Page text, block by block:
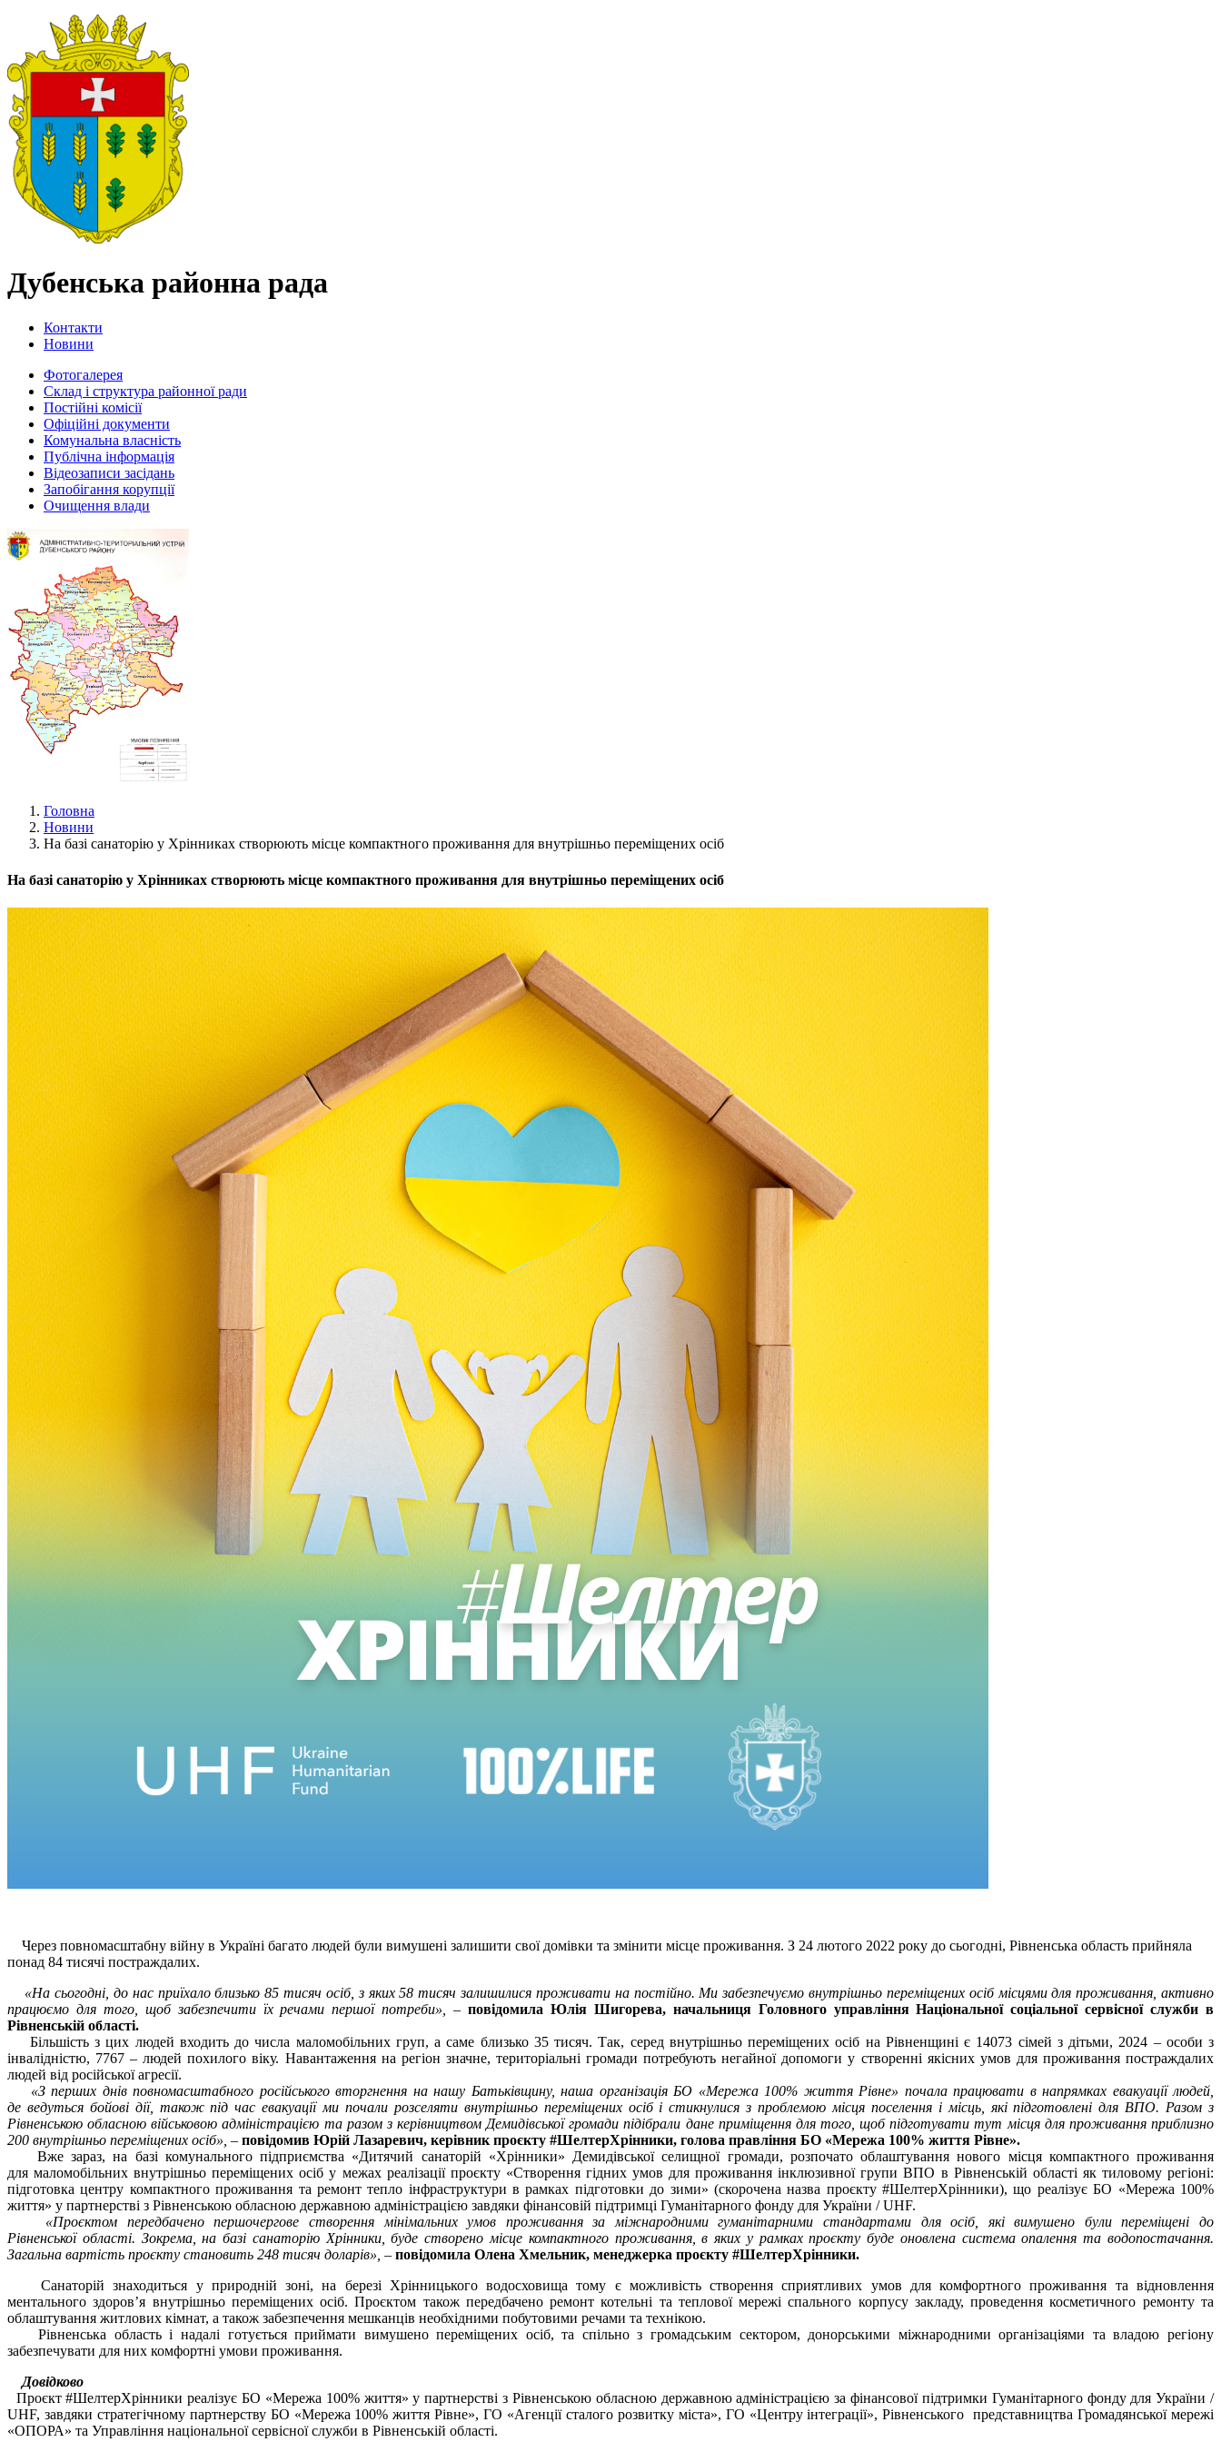
Дубенська районна рада
Контакти
Новини
Фотогалерея
Склад і структура районної ради
Постійні комісії
Офіційні документи
Комунальна власність
Публічна інформація
Відеозаписи засідань
Запобігання корупції
Очищення влади
Головна
Новини
На базі санаторію у Хрінниках створюють місце компактного проживання для внутрішньо переміщених осіб
На базі санаторію у Хрінниках створюють місце компактного проживання для внутрішньо переміщених осіб
Через повномасштабну війну в Україні багато людей були вимушені залишити свої домівки та змінити місце проживання. З 24 лютого 2022 року до сьогодні, Рівненська область прийняла
понад 84 тисячі постраждалих.
«На сьогодні, до нас приїхало близько 85 тисяч осіб, з яких 58 тисяч залишилися проживати на постійно. Ми забезпечуємо внутрішньо переміщених осіб місцями для проживання, активно
працюємо для того, щоб забезпечити їх речами першої потреби», –повідомила Юлія Шигорева, начальниця Головного управління Національної соціальної сервісної служби в
Рівненській області.
Більшість з цих людей входить до числа маломобільних груп, а саме близько 35 тисяч. Так, серед внутрішньо переміщених осіб на Рівненщині є 14073 сімей з дітьми, 2024 – особи з
інвалідністю, 7767 – людей похилого віку. Навантаження на регіон значне, територіальні громади потребують негайної допомоги у створенні якісних умов для проживання постраждалих
людей від російської агресії.
«З перших днів повномасштабного російського вторгнення на нашу Батьківщину, наша організація БО «Мережа 100% життя Рівне» почала працювати в напрямках евакуації людей,
де ведуться бойові дії, також під час евакуації ми почали розселяти внутрішньо переміщених осіб істикнулися з проблемою місця поселення і місць, які підготовлені для ВПО. Разом з
Рівненськоюобласною військовою адміністрацією та разом з керівництвом Демидівської громади підібрали дане приміщення для того, щоб підготувати тут місця для проживання приблизно
200 внутрішньо переміщених осіб», – повідомив Юрій Лазаревич, керівник проєкту #ШелтерХрінники, голова правління БО «Мережа 100% життя Рівне».
Вже зараз, на базі комунального підприємства «Дитячий санаторій «Хрінники» Демидівської селищної громади, розпочато облаштування нового місця компактного проживання
для маломобільних внутрішньо переміщених осіб у межах реалізації проєкту «Створення гідних умов для проживання інклюзивної групи ВПО в Рівненській області як тиловому регіоні:
підготовка центру компактного проживання та ремонт тепло інфраструктури в рамках підготовки до зими» (скорочена назва проєкту #ШелтерХрінники), що реалізує БО «Мережа 100%
життя» у партнерстві з Рівненською обласною державною адміністрацією завдяки фінансовій підтримці Гуманітарного фонду для України / UHF.
«Проєктом передбачено першочергове створення мінімальних умов проживання за міжнародними гуманітарними стандартами для осіб, які вимушено були переміщені до
Рівненської області. Зокрема, на базі санаторію Хрінники, буде створено місце компактного проживання, в яких у рамках проєкту буде оновлена система опалення та водопостачання.
Загальна вартість проєкту становить 248 тисяч доларів», – повідомила Олена Хмельник, менеджерка проєкту #ШелтерХрінники.
Санаторій знаходиться у природній зоні, на березі Хрінницького водосховища тому є можливість створення сприятливих умов для комфортного проживання та відновлення
ментального здоров’я внутрішньо переміщених осіб. Проєктом також передбачено ремонт котельні та теплової мережі спального корпусу закладу, проведення косметичного ремонту та
облаштування житлових кімнат, а також забезпечення мешканців необхідними побутовими речами та технікою.
Рівненська область і надалі готується приймати вимушено переміщених осіб, та спільно з громадським сектором, донорськими міжнародними організаціями та владою регіону
забезпечувати для них комфортні умови проживання.
Довідково
Проєкт #ШелтерХрінники реалізує БО «Мережа 100% життя» у партнерстві з Рівненською обласною державною адміністрацією за фінансової підтримки Гуманітарного фонду для України /
UHF, завдяки стратегічному партнерству БО «Мережа 100% життя Рівне», ГО «Агенції сталого розвитку міста», ГО «Центру інтеграції», Рівненського представництва Громадянської мережі
«ОПОРА» та Управління національної сервісної служби в Рівненській області.